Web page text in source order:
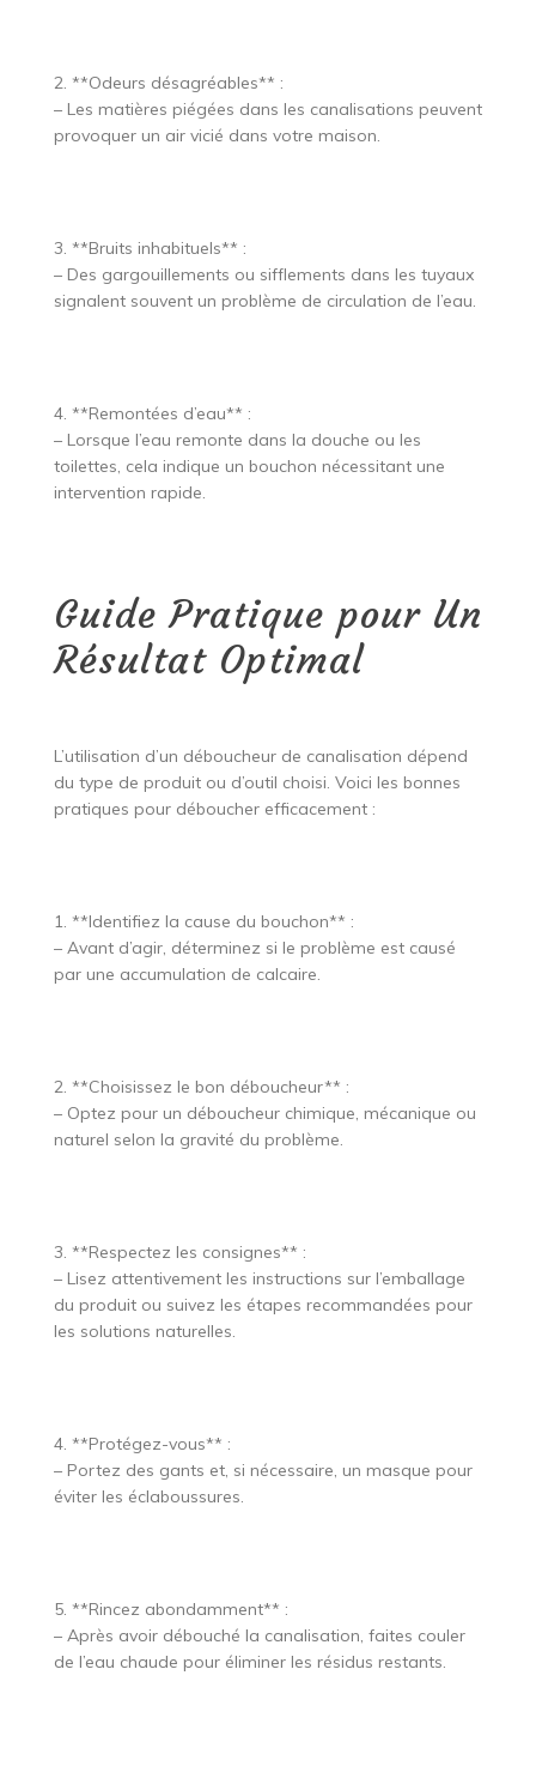
2. **Odeurs désagréables** :
– Les matières piégées dans les canalisations peuvent
provoquer un air vicié dans votre maison.
3. **Bruits inhabituels** :
– Des gargouillements ou sifflements dans les tuyaux
signalent souvent un problème de circulation de l’eau.
4. **Remontées d’eau** :
– Lorsque l’eau remonte dans la douche ou les
toilettes, cela indique un bouchon nécessitant une
intervention rapide.
Guide Pratique pour Un
Résultat Optimal
L’utilisation d’un déboucheur de canalisation dépend
du type de produit ou d’outil choisi. Voici les bonnes
pratiques pour déboucher efficacement :
1. **Identifiez la cause du bouchon** :
– Avant d’agir, déterminez si le problème est causé
par une accumulation de calcaire.
2. **Choisissez le bon déboucheur** :
– Optez pour un déboucheur chimique, mécanique ou
naturel selon la gravité du problème.
3. **Respectez les consignes** :
– Lisez attentivement les instructions sur l’emballage
du produit ou suivez les étapes recommandées pour
les solutions naturelles.
4. **Protégez-vous** :
– Portez des gants et, si nécessaire, un masque pour
éviter les éclaboussures.
5. **Rincez abondamment** :
– Après avoir débouché la canalisation, faites couler
de l’eau chaude pour éliminer les résidus restants.